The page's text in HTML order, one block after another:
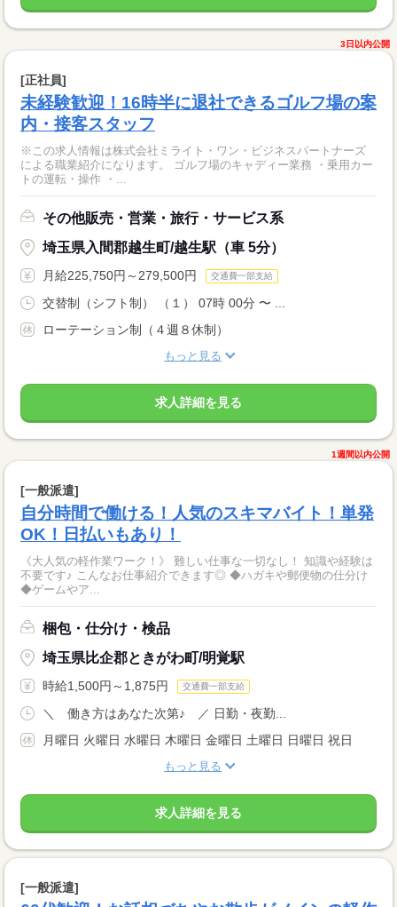
3日以内公開
[正社員]
未経験歓迎！16時半に退社できるゴルフ場の案
内・接客スタッフ
※この求人情報は株式会社ミライト・ワン・ビジネスパートナーズ
による職業紹介になります。 ゴルフ場のキャディー業務 ・乗用カー
トの運転・操作 ・...
その他販売・営業・旅行・サービス系
埼玉県入間郡越生町/越生駅（車 5分）
月給225,750円～279,500円 交通費一部支給
交替制（シフト制） （１） 07時 00分 〜 ...
ローテーション制（４週８休制）
もっと見る
求人詳細を見る
1週間以内公開
[一般派遣]
自分時間で働ける！人気のスキマバイト！単発
OK！日払いもあり！
《大人気の軽作業ワーク！》 難しい仕事な一切なし！ 知識や経験は
不要です♪ こんなお仕事紹介できます◎ ◆ハガキや郵便物の仕分け
◆ゲームやア...
梱包・仕分け・検品
埼玉県比企郡ときがわ町/明覚駅
時給1,500円～1,875円 交通費一部支給
＼ 働き方はあなた次第♪ ／ 日勤・夜勤...
月曜日 火曜日 水曜日 木曜日 金曜日 土曜日 日曜日 祝日
もっと見る
求人詳細を見る
[一般派遣]